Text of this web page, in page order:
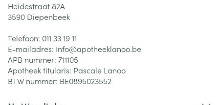
Heidestraat 82A
3590 Diepenbeek
Telefoon: 011 33 19 11
E-mailadres: Info@apotheeklanoo.be
APB nummer: 711105
Apotheek titularis: Pascale Lanoo
BTW nummer: BE0895023552